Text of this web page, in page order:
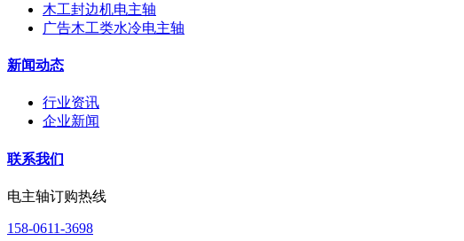
木工封边机电主轴
广告木工类水冷电主轴
新闻动态
行业资讯
企业新闻
联系我们
电主轴订购热线
158-0611-3698